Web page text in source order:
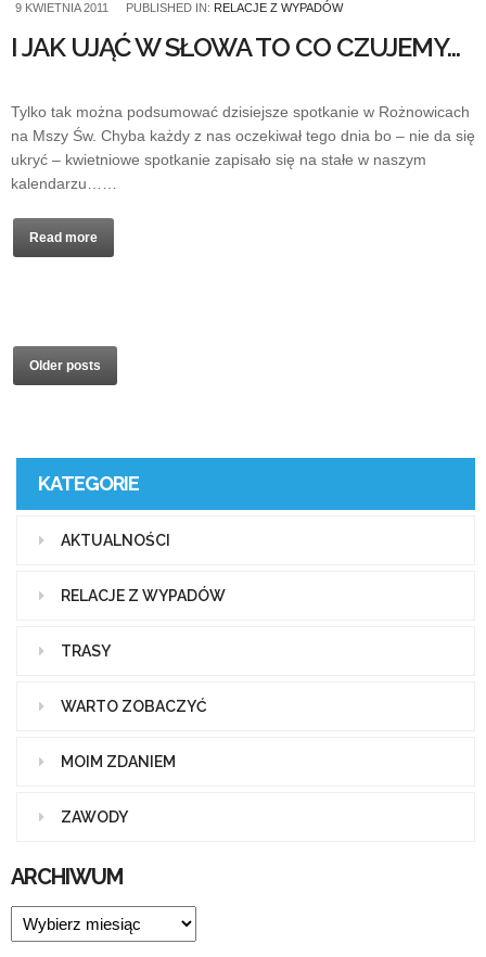
9 KWIETNIA 2011 PUBLISHED IN: RELACJE Z WYPADÓW
I JAK UJĄĆ W SŁOWA TO CO CZUJEMY…
Tylko tak można podsumować dzisiejsze spotkanie w Rożnowicach
na Mszy Św. Chyba każdy z nas oczekiwał tego dnia bo – nie da się
ukryć – kwietniowe spotkanie zapisało się na stałe w naszym
kalendarzu……
Read more
Older posts
KATEGORIE
AKTUALNOŚCI
RELACJE Z WYPADÓW
TRASY
WARTO ZOBACZYĆ
MOIM ZDANIEM
ZAWODY
ARCHIWUM
ARCHIWUM